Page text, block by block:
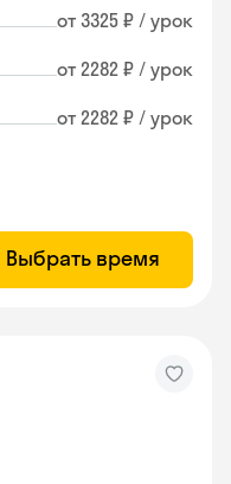
от 3325 ₽ / урок
от 2282 ₽ / урок
от 2282 ₽ / урок
Выбрать время